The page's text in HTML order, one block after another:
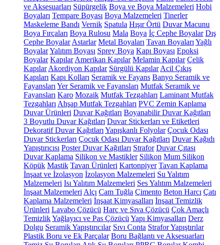
ve Aksesuarları Süpürgelik Boya ve Boya Malzemeleri Hobi
Boyaları Tempare Boyası Boya Malzemeleri Tinerler
Maskeleme Bandı Vernik Spatula Hışır Örtü Duvar Macunu
Boya Fırçaları Boya Rulosu Mala Boya İç Cephe Boyalar Dış
Cephe Boyalar Astarlar Metal Boyaları Tavan Boyaları Yağlı
BoyalarYalıtım Boyası Sprey Boya Kapı Boyası Epoksi
Boyalar Kapılar Amerikan Kapılar Melamin Kapılar Çelik
Kapılar Akordiyon Kapılar Sürgülü Kapılar Acil Çıkış
Kapıları Kapı Kolları Seramik ve Fayans Banyo Seramik ve
Fayansları Yer Seramik ve Fayansları Mutfak Seramik ve
Fayansları Karo Mozaik Mutfak Tezgahları Laminant Mutfak
Tezgahları Ahşap Mutfak Tezgahları PVC Zemin Kaplama
Duvar Ürünleri Duvar Kağıtları Boyanabilir Duvar Kağıtları
3 Boyutlu Duvar Kağıtları Duvar Stickerları ve Etiketleri
Dekoratif Duvar Kağıtları Yapışkanlı Folyolar Çocuk Odası
Duvar Stickerları Çocuk Odası Duvar Kağıtları Duvar Kağıdı
Yapıştırıcısı Poster Duvar Kağıtları Strafor Duvar Çıtası
Duvar Kaplama Silikon ve Mastikler Silikon Mum Silikon
Köpük Mastik Tavan Ürünleri Kartonpiyer Tavan Kaplama
İnşaat ve İzolasyon İzolasyon Malzemeleri Su Yalıtım
Malzemeleri Isı Yalıtım Malzemeleri Ses Yalıtım Malzemeleri
İnşaat Malzemeleri Alçı Cam Tuğla Çimento Beton Harcı Çatı
Kaplama Malzemeleri İnşaat Kimyasalları İnşaat Temizlik
Ürünleri Lavabo Çözücü Harç ve Sıva Çözücü Çok Amaçlı
TemizlikYağlayıcı ve Pas Çözücü Yapı Kimyasalları Derz
Dolgu Seramik Yapıştırıcılar Sıvı Conta Strafor Yapıştırılar
Plastik Boru ve Ek Parçalar Boru Bağlantı ve Aksesuarları